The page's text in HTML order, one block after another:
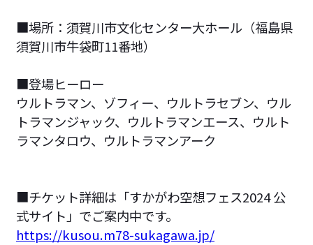
■場所：須賀川市文化センター大ホール（福島県
須賀川市牛袋町11番地）
■登場ヒーロー
ウルトラマン、ゾフィー、ウルトラセブン、ウル
トラマンジャック、ウルトラマンエース、ウルト
ラマンタロウ、ウルトラマンアーク
■チケット詳細は「すかがわ空想フェス2024 公
式サイト」でご案内中です。
https://kusou.m78-sukagawa.jp/